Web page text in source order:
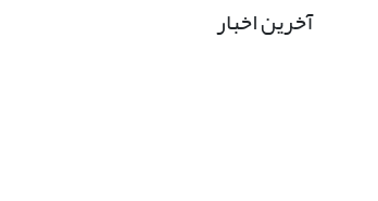
آخرین اخبار